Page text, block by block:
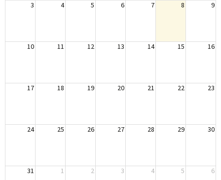
3 4 5 6 7 8 9
10 11 12 13 14 15 16
17 18 19 20 21 22 23
24 25 26 27 28 29 30
31 1 2 3 4 5 6